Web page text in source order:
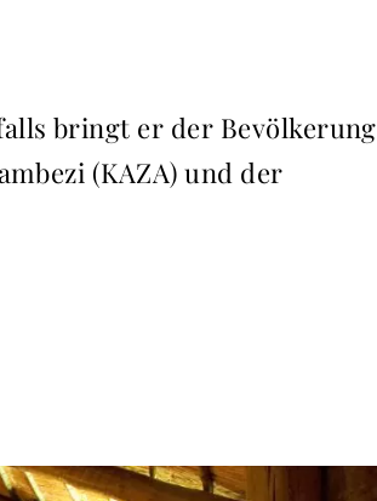
bringt er der Bevölkerung
(KAZA) und der